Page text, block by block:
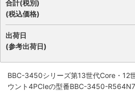
合計(税別)
(税込価格)
出荷日
(参考出荷日)
BBC-3450シリーズ第13世代Core・12
ウント4PCIeの型番BBC-3450-